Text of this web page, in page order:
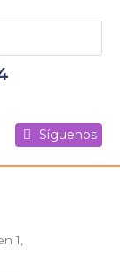
Síguenos
1,